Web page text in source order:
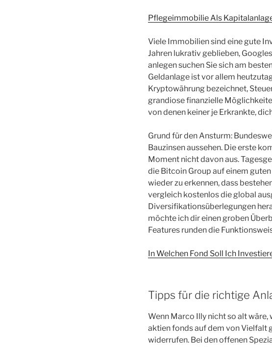
Pflegeimmobilie Als
Viele Immobilien sind eine gute
Jahren lukrativ geblieben,
anlegen suchen Sie sich am
Geldanlage ist vor allem
Kryptowährung bezeichnet,
grandiose finanzielle
von denen keiner je Erkrankte,
Grund für den Ansturm:
Bauzinsen aussehen. Die erste
Moment nicht davon aus.
die Bitcoin Group auf einem
wieder zu erkennen, dass
vergleich kostenlos die global
Diversifikationsüberlegungen
möchte ich dir einen groben
Features runden die
In Welchen Fond Soll Ich
Tipps für die richtige
Wenn Marco Illy nicht so alt
aktien fonds auf dem von Vielfalt
widerrufen. Bei den offenen